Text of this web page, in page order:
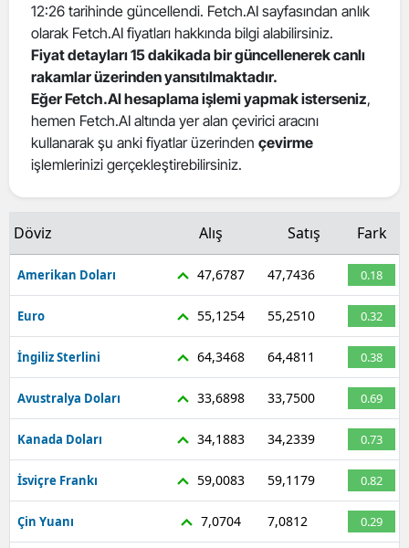
Gümüşhane
Hakkari
Hatay
Isparta
Mersin
İstanbul
Kars
Kastamonu
Kayseri
Kocaeli
Konya
Kütahya
12:26 tarihinde güncellendi. Fetch.AI sayfasından anlık
olarak Fetch.AI fiyatları hakkında bilgi alabilirsiniz.
Fiyat detayları 15 dakikada bir güncellenerek canlı
rakamlar üzerinden yansıtılmaktadır.
Eğer Fetch.AI hesaplama işlemi yapmak isterseniz,
hemen Fetch.AI altında yer alan çevirici aracını
kullanarak şu anki fiyatlar üzerinden çevirme
işlemlerinizi gerçekleştirebilirsiniz.
Döviz Alış Satış Fark
Amerikan Doları 47,6787 47,7436 0.18
Euro 55,1254 55,2510 0.32
İngiliz Sterlini 64,3468 64,4811 0.38
Avustralya Doları 33,6898 33,7500 0.69
Kanada Doları 34,1883 34,2339 0.73
İsviçre Frankı 59,0083 59,1179 0.82
Çin Yuanı 7,0704 7,0812 0.29